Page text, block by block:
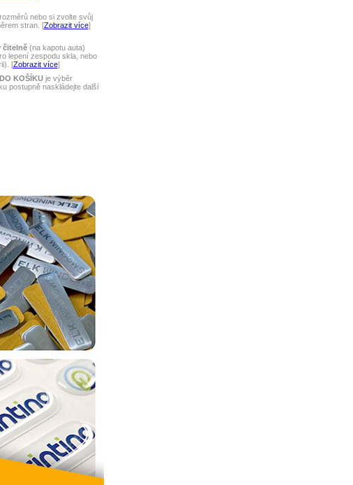
nebo si zvolte svůj
stran. [Zobrazit více]
čitelně(na kapotu auta)
lepení zespodu skla, nebo
[Zobrazit více]
KOŠÍKUje výběr
postupně naskládejte další